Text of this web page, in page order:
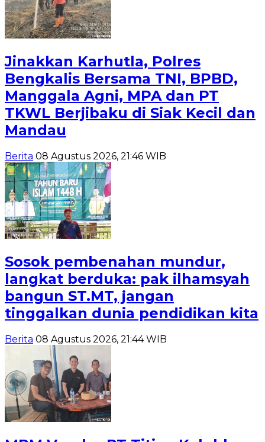
Jinakkan Karhutla, Polres
Bengkalis Bersama TNI, BPBD,
Manggala Agni, MPA dan PT
TKWL Berjibaku di Siak Kecil dan
Mandau
Berita 08 Agustus 2026, 21:46 WIB
Sosok pembenahan mundur,
langkat berduka: pak ilhamsyah
bangun ST.MT, jangan
tinggalkan dunia pendidikan kita
Berita 08 Agustus 2026, 21:44 WIB